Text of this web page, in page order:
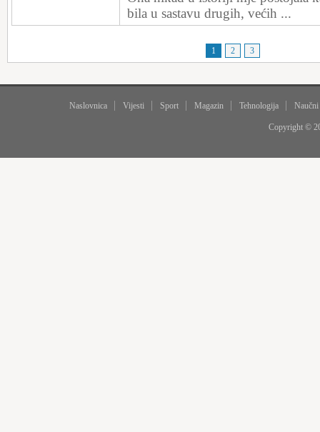
bila u sastavu drugih, većih ...
1 2 3
Naslovnica Vijesti Sport Magazin Tehnologija
Copyright ©